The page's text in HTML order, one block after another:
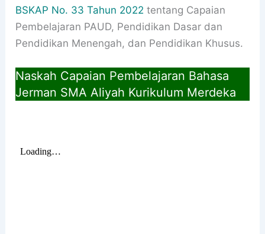
BSKAP No. 33 Tahun 2022 tentang Capaian
Pembelajaran PAUD, Pendidikan Dasar dan
Pendidikan Menengah, dan Pendidikan Khusus.
Naskah Capaian Pembelajaran Bahasa
Jerman SMA Aliyah Kurikulum Merdeka